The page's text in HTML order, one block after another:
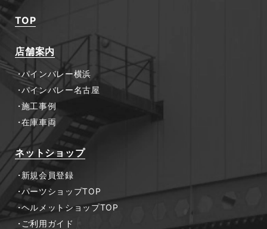
TOP
店舗案内
パインバレー横浜
パインバレー名古屋
施工事例
在庫車両
ネットショップ
新規会員登録
パーツショップTOP
ヘルメットショップTOP
ご利用ガイド